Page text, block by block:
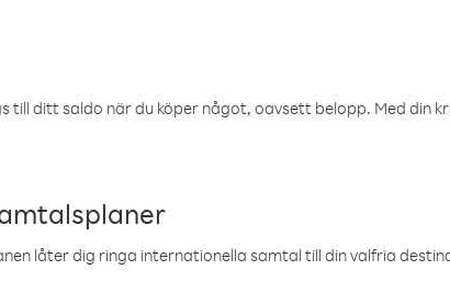
till ditt saldo när du köper något, oavsett belopp. Med din
låter dig ringa internationella samtal till din valfria